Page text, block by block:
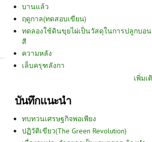
บานแล้ว
ฤดูกาล(ทดสอบเขียน)
ทดลองใช้ดินขุยไผ่เป็นวัสดุในการปลูกบอน
สี
ความหลัง
เล็บครุฑลังกา
เพิ่มเ
บันทึกแนะนำ
ทบทวนเศรษฐกิจพอเพียง
ปฏิวัติเขียว(The Green Revolution)